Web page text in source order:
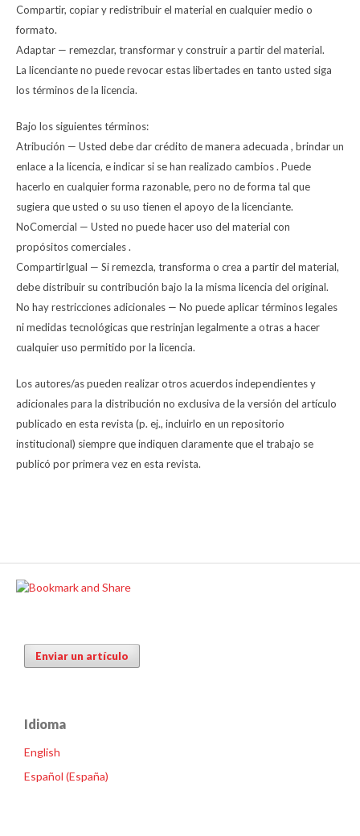
Compartir, copiar y redistribuir el material en cualquier medio o
formato.
Adaptar — remezclar, transformar y construir a partir del material.
La licenciante no puede revocar estas libertades en tanto usted siga
los términos de la licencia.
Bajo los siguientes términos:
Atribución — Usted debe dar crédito de manera adecuada , brindar un
enlace a la licencia, e indicar si se han realizado cambios . Puede
hacerlo en cualquier forma razonable, pero no de forma tal que
sugiera que usted o su uso tienen el apoyo de la licenciante.
NoComercial — Usted no puede hacer uso del material con
propósitos comerciales .
CompartirIgual — Si remezcla, transforma o crea a partir del material,
debe distribuir su contribución bajo la la misma licencia del original.
No hay restricciones adicionales — No puede aplicar términos legales
ni medidas tecnológicas que restrinjan legalmente a otras a hacer
cualquier uso permitido por la licencia.
Los autores/as pueden realizar otros acuerdos independientes y
adicionales para la distribución no exclusiva de la versión del artículo
publicado en esta revista (p. ej., incluirlo en un repositorio
institucional) siempre que indiquen claramente que el trabajo se
publicó por primera vez en esta revista.
Enviar un artículo
Idioma
English
Español (España)